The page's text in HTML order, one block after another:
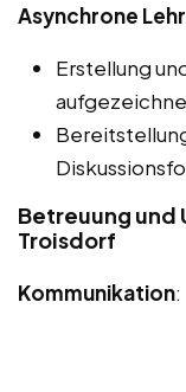
Asynchrone
Erstellung
Betreuung und
Troisdorf
Kommunikation: